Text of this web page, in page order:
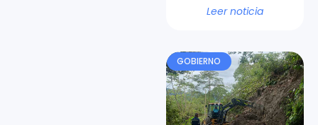
Leer noticia
GOBIERNO